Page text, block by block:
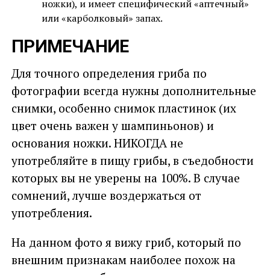
ножки), и имеет специфический «аптечный»
или «карболковый» запах.
ПРИМЕЧАНИЕ
Для точного определения гриба по
фотографии всегда нужны дополнительные
снимки, особенно снимок пластинок (их
цвет очень важен у шампиньонов) и
основания ножки. НИКОГДА не
употребляйте в пищу грибы, в съедобности
которых вы не уверены на 100%. В случае
сомнений, лучше воздержаться от
употребления.
На данном фото я вижу гриб, который по
внешним признакам наиболее похож на